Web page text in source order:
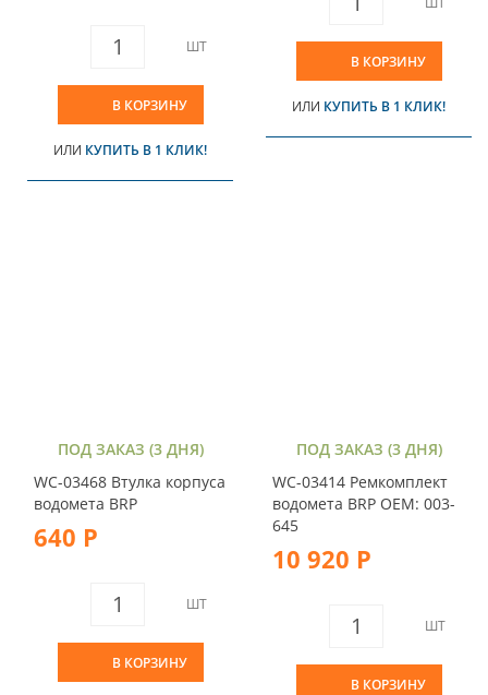
ШТ
В КОРЗИНУ
ИЛИ КУПИТЬ В 1 КЛИК!
В КОРЗИНУ
ИЛИ КУПИТЬ В 1 КЛИК!
ПОД ЗАКАЗ (3 ДНЯ)
WC-03468 Втулка корпуса
водомета BRP
640 Р
ШТ
В КОРЗИНУ
ПОД ЗАКАЗ (3 ДНЯ)
WC-03414 Ремкомплект
водомета BRP OEM: 003-
645
10 920 Р
ШТ
В КОРЗИНУ